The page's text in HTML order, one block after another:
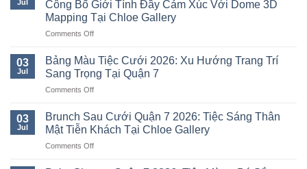
Jul
Công Bố Giới Tính Đầy Cảm Xúc Với Dome 3D
Mapping Tại Chloe Gallery
Comments Offon
Reveal
Party
Quận
7
Khoảnh
Khắc
03
Jul
Bảng Màu Tiệc Cưới 2026: Xu Hướng Trang Trí
Sang Trọng Tại Quận 7
Comments Offon
Màu
Tiệc
Cưới
2026:
03
Jul
Brunch Sau Cưới Quận 7 2026: Tiệc Sáng Thân
Mật Tiễn Khách Tại Chloe Gallery
Comments Offon